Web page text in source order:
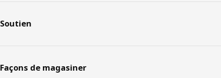
Soutien
Façons de magasiner